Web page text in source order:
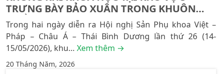
TRƯNG BÀY BẢO XUÂN TRONG KHUÔN
KHỔ OGVFAP 2026
Trong hai ngày diễn ra Hội nghị Sản Phụ khoa Việt –
Pháp – Châu Á – Thái Bình Dương lần thứ 26 (14-
15/05/2026), khu… Xem thêm →
20 Tháng Năm, 2026